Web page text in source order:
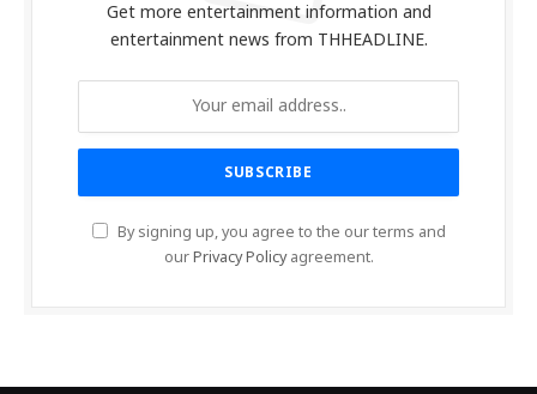
Get more entertainment information and
entertainment news from THHEADLINE.
By signing up, you agree to the our terms and
ourPrivacy Policyagreement.